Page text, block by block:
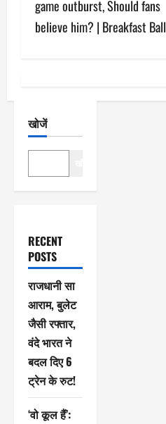
श
न
game outburst, Should fans
believe him? | Breakfast Ball
खोजें
RECENT
POSTS
राजधानी सा
आराम, बुलेट
जैसी रफ्तार,
वंदे भारत ने
बदल दिए 6
ट्रेन के रुट!
‘वो कूल हैं’: